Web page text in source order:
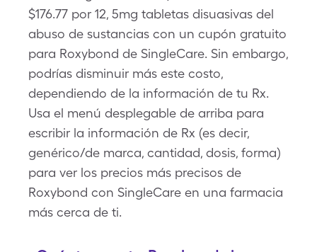
$176.77 por 12, 5mg tabletas disuasivas del
abuso de sustancias con un cupón gratuito
para Roxybond de SingleCare. Sin embargo,
podrías disminuir más este costo,
dependiendo de la información de tu Rx.
Usa el menú desplegable de arriba para
escribir la información de Rx (es decir,
genérico/de marca, cantidad, dosis, forma)
para ver los precios más precisos de
Roxybond con SingleCare en una farmacia
más cerca de ti.